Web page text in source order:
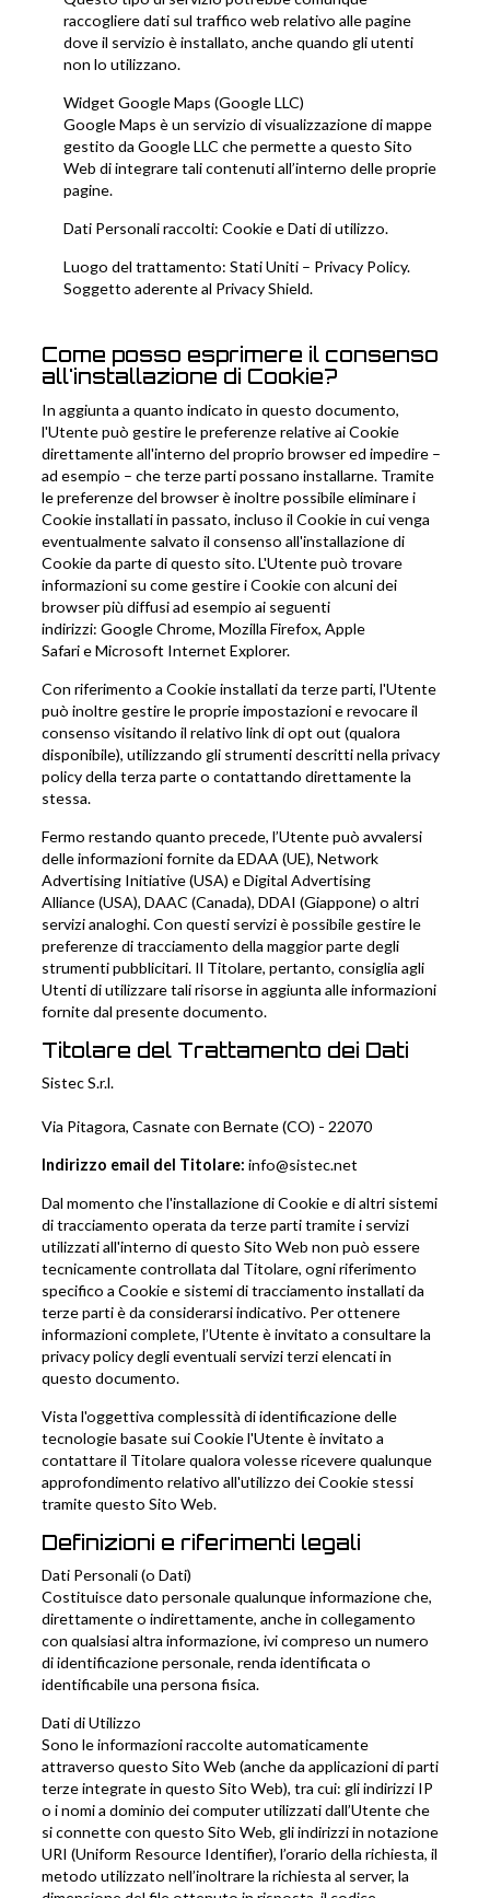
raccogliere dati sul traffico web relativo alle pagine
dove il servizio è installato, anche quando gli utenti
non lo utilizzano.
Widget Google Maps (Google LLC)
Google Maps è un servizio di visualizzazione di mappe
gestito da Google LLC che permette a questo Sito
Web di integrare tali contenuti all’interno delle proprie
pagine.
Dati Personali raccolti: Cookie e Dati di utilizzo.
Luogo del trattamento: Stati Uniti – Privacy Policy.
Soggetto aderente al Privacy Shield.
Come posso esprimere il consenso
all'installazione di Cookie?
In aggiunta a quanto indicato in questo documento,
l'Utente può gestire le preferenze relative ai Cookie
direttamente all'interno del proprio browser ed impedire –
ad esempio – che terze parti possano installarne. Tramite
le preferenze del browser è inoltre possibile eliminare i
Cookie installati in passato, incluso il Cookie in cui venga
eventualmente salvato il consenso all'installazione di
Cookie da parte di questo sito. L'Utente può trovare
informazioni su come gestire i Cookie con alcuni dei
browser più diffusi ad esempio ai seguenti
indirizzi:Google Chrome,Mozilla Firefox,Apple
SafarieMicrosoft Internet Explorer.
Con riferimento a Cookie installati da terze parti, l'Utente
può inoltre gestire le proprie impostazioni e revocare il
consenso visitando il relativo link di opt out (qualora
disponibile), utilizzando gli strumenti descritti nella privacy
policy della terza parte o contattando direttamente la
stessa.
Fermo restando quanto precede, l’Utente può avvalersi
delle informazioni fornite daEDAA (UE),Network
Advertising Initiative(USA) eDigital Advertising
Alliance(USA),DAAC (Canada),DDAI (Giappone) o altri
servizi analoghi. Con questi servizi è possibile gestire le
preferenze di tracciamento della maggior parte degli
strumenti pubblicitari. Il Titolare, pertanto, consiglia agli
Utenti di utilizzare tali risorse in aggiunta alle informazioni
fornite dal presente documento.
Titolare del Trattamento dei Dati
Sistec S.r.l.
Via Pitagora, Casnate con Bernate (CO) - 22070
Indirizzo email del Titolare: info@sistec.net
Dal momento che l'installazione di Cookie e di altri sistemi
di tracciamento operata da terze parti tramite i servizi
utilizzati all'interno di questo Sito Web non può essere
tecnicamente controllata dal Titolare, ogni riferimento
specifico a Cookie e sistemi di tracciamento installati da
terze parti è da considerarsi indicativo. Per ottenere
informazioni complete, l’Utente è invitato a consultare la
privacy policy degli eventuali servizi terzi elencati in
questo documento.
Vista l'oggettiva complessità di identificazione delle
tecnologie basate sui Cookie l'Utente è invitato a
contattare il Titolare qualora volesse ricevere qualunque
approfondimento relativo all'utilizzo dei Cookie stessi
tramite questo Sito Web.
Definizioni e riferimenti legali
Dati Personali (o Dati)
Costituisce dato personale qualunque informazione che,
direttamente o indirettamente, anche in collegamento
con qualsiasi altra informazione, ivi compreso un numero
di identificazione personale, renda identificata o
identificabile una persona fisica.
Dati di Utilizzo
Sono le informazioni raccolte automaticamente
attraverso questo Sito Web (anche da applicazioni di parti
terze integrate in questo Sito Web), tra cui: gli indirizzi IP
o i nomi a dominio dei computer utilizzati dall’Utente che
si connette con questo Sito Web, gli indirizzi in notazione
URI (Uniform Resource Identifier), l’orario della richiesta, il
metodo utilizzato nell’inoltrare la richiesta al server, la